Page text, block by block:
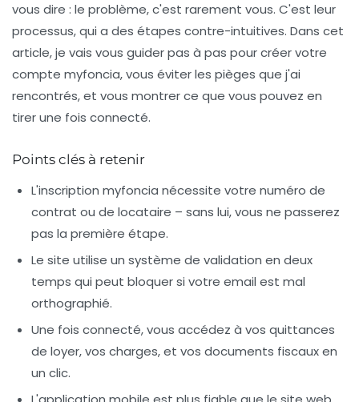
vous dire : le problème, c'est rarement vous. C'est leur
processus, qui a des étapes contre-intuitives. Dans cet
article, je vais vous guider pas à pas pour créer votre
compte myfoncia, vous éviter les pièges que j'ai
rencontrés, et vous montrer ce que vous pouvez en
tirer une fois connecté.
Points clés à retenir
L'inscription myfoncia nécessite votre numéro de
contrat ou de locataire – sans lui, vous ne passerez
pas la première étape.
Le site utilise un système de validation en deux
temps qui peut bloquer si votre email est mal
orthographié.
Une fois connecté, vous accédez à vos quittances
de loyer, vos charges, et vos documents fiscaux en
un clic.